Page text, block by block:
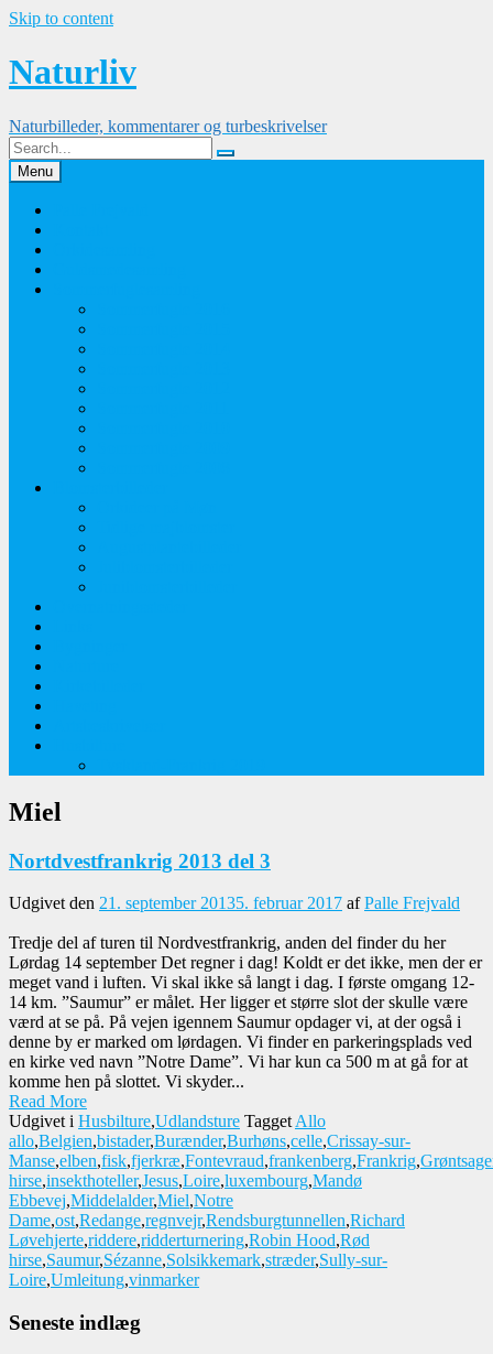
Skip to content
Naturliv
Naturbilleder, kommentarer og turbeskrivelser
Menu
Miel
Nortdvestfrankrig 2013 del 3
Udgivet den 21. september 20135. februar 2017 afPalle Frejvald
Tredje del af turen til Nordvestfrankrig, anden del finder du her
Lørdag 14 september Det regner i dag! Koldt er det ikke, men der er
meget vand i luften. Vi skal ikke så langt i dag. I første omgang 12-
14 km. ”Saumur” er målet. Her ligger et større slot der skulle være
værd at se på. På vejen igennem Saumur opdager vi, at der også i
denne by er marked om lørdagen. Vi finder en parkeringsplads ved
en kirke ved navn ”Notre Dame”. Vi har kun ca 500 m at gå for at
komme hen på slottet. Vi skyder...
Read More
Udgivet i Husbilture,Udlandsture TaggetAllo
allo,Belgien,bistader,Burænder,Burhøns,celle,Crissay-sur-
Manse,elben,fisk,fjerkræ,Fontevraud,frankenberg,Frankrig,
hirse,insekthoteller,Jesus,Loire,luxembourg,Mandø
Ebbevej,Middelalder,Miel,Notre
Dame,ost,Redange,regnvejr,Rendsburgtunnellen,Richard
Løvehjerte,riddere,ridderturnering,Robin Hood,Rød
hirse,Saumur,Sézanne,Solsikkemark,stræder,Sully-sur-
Loire,Umleitung,vinmarker
Seneste indlæg